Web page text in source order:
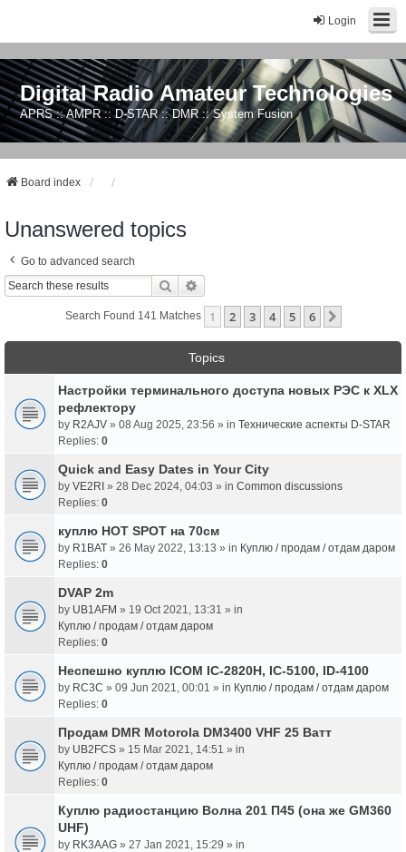
Login
Digital Radio Amateur Technologies
APRS :: AMPR :: D-STAR :: DMR :: System Fusion
Board index
Unanswered topics
Go to advanced search
Search
Search Found 141 Matches 1 2 3 4 5 6
Topics
Настройки терминального доступа новых РЭС к XLX
рефлектору
by R2AJV » 08 Aug 2025, 23:56 » in Технические аспекты D-STAR
Replies: 0
Quick and Easy Dates in Your City
by VE2RI » 28 Dec 2024, 04:03 » in Common discussions
Replies: 0
куплю HOT SPOT на 70см
by R1BAT » 26 May 2022, 13:13 » in Куплю / продам / отдам даром
Replies: 0
DVAP 2m
by UB1AFM » 19 Oct 2021, 13:31 » in
Куплю / продам / отдам даром
Replies: 0
Неспешно куплю ICOM IC-2820H, IC-5100, ID-4100
by RC3C » 09 Jun 2021, 00:01 » in Куплю / продам / отдам даром
Replies: 0
Продам DMR Motorola DM3400 VHF 25 Ватт
by UB2FCS » 15 Mar 2021, 14:51 » in
Куплю / продам / отдам даром
Replies: 0
Куплю радиостанцию Волна 201 П45 (она же GM360
UHF)
by RK3AAG » 27 Jan 2021, 15:29 » in